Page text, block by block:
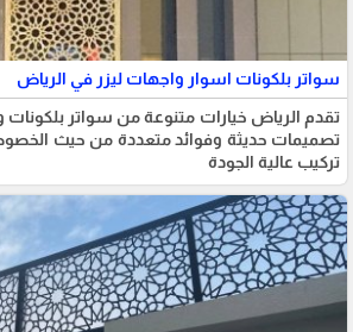
سواتر بلكونات اسوار واجهات ليزر في الرياض
تقدم الرياض خيارات متنوعة من سواتر
تصميمات حديثة وفوائد متعددة من حيث
تركيب عالية الجودة